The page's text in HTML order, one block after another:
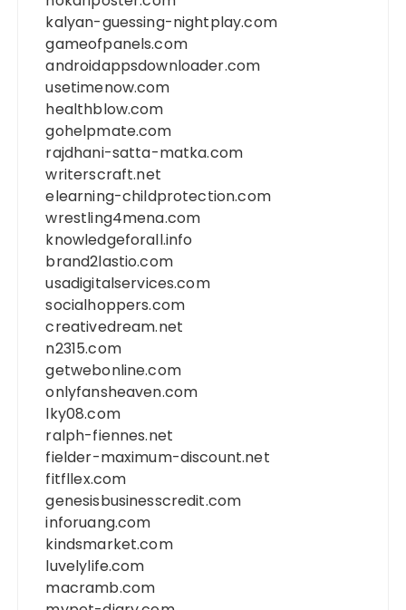
kalyan-guessing-nightplay.com
gameofpanels.com
androidappsdownloader.com
usetimenow.com
healthblow.com
gohelpmate.com
rajdhani-satta-matka.com
writerscraft.net
elearning-childprotection.com
wrestling4mena.com
knowledgeforall.info
brand2lastio.com
usadigitalservices.com
socialhoppers.com
creativedream.net
n2315.com
getwebonline.com
onlyfansheaven.com
lky08.com
ralph-fiennes.net
fielder-maximum-discount.net
fitfllex.com
genesisbusinesscredit.com
inforuang.com
kindsmarket.com
luvelylife.com
macramb.com